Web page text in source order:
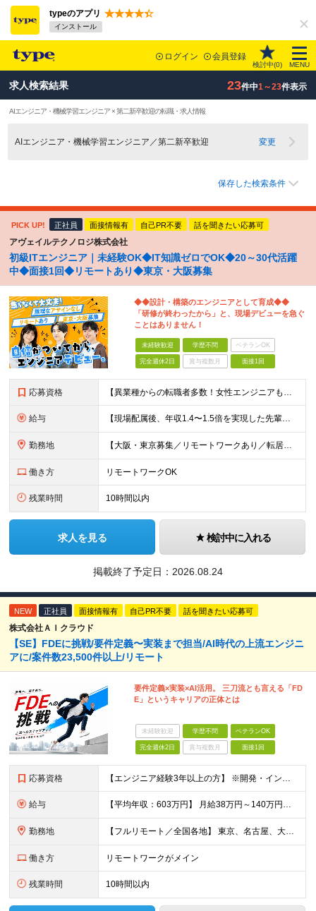
typeのアプリ
インストール
ログイン 会員登録
検討中(0) MENU
求人検索結果 23件中1～23件表示
AIエンジニア・機械学習エンジニア × 第二新卒歓迎の転職・求人情報
AIエンジニア・機械学習エンジニア／第二新卒歓迎 変更
保存した検索条件
PICK UP! 正社員 面接情報有 自己PR不要 話を聞きたい応募可
アヴェイルテクノロジ株式会社
初級ITエンジニア｜未経験OK◆IT知識ゼロでOK◆20～30代活躍
中◆面接1回◆リモートあり◆東京・大阪募集
◆◆設計・構築のエンジニアとして育成◆◆
「研修が終わったから」と、現場デビューを急ぐ
ことはありません！
未経験歓迎 学歴不問 ベテランOK
完全週休2日 賞与複数月 面接1回
応募資格 【異業種からの転職者多数！女性エンジニアも活躍中】 ◆学歴不問 ◆未経験OK ≪こんな方を歓迎しています≫ ◎未経験から成長できる環境で活躍したい方 ◎大学やスクールでIT系のスキルを学んだことのあ
給与 【現場配属後、年収1.4〜1.5倍を実現した先輩も！残業代全額支給】 ◆給与は経験やスキルに応じて決定します ◆年俸制250万円～350万円（1/12を月々支給） ≪年収UPの例≫ ◎飲食業からのキ
勤務地 【大阪・東京募集／リモートワークあり／転居を伴う転勤なし】 東京本社、大阪事務所、または東京23区内・関西（大阪・兵庫）の各クライアント先勤務 ◆入社後、約1年間はクライアント先ではなく 自社内（東
働き方 リモートワークOK
残業時間 10時間以内
求人を見る 検討中に入れる
掲載終了予定日： 2026.08.24
NEW 正社員 面接情報有 自己PR不要 話を聞きたい応募可
株式会社ＡＩクラウド
【SE】FDEに挑戦/要件定義〜実装まで担当/AI時代の上流エンジニ
アに/案件数23,500件以上/リモート
要件定義×実装×AI活用。 三刀流とも言える「FD
E」というキャリアの正体とは
未経験歓迎 学歴不問 ベテランOK
完全週休2日 賞与複数月 面接1回
応募資格 【エンジニア経験3年以上の方】 ※開発・インフラ・工程・言語一切不問 ※文理・学歴不問 【歓迎条件】 ◆Python実務経験がある方 ◆LLM・生成AIを使った開発経験がある方 ◆要件定義・顧客折衝
給与 【平均年収：603万円】 月給38万円～140万円＋諸手当（経験者） 【平均年収603万円】 ※案件の契約内容や昇給額などはすべて開示します。 ※経験や能力を考慮し決定します。 ※月給には固定残業
勤務地 【フルリモート／全国各地】 東京、名古屋、大阪、福岡を中心とした全国のプロジェクトにアサイン。 ※プロジェクトは完全選択制です。 ※フルリモート、ハイブリッド型、常駐案件から自由に選択可能です。 ※転
働き方 リモートワークがメイン
残業時間 10時間以内